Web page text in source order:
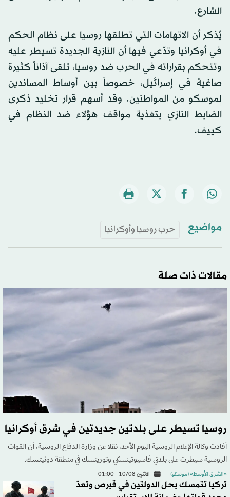
الشارع.
يُذكر أن الاتهامات التي تطلقها روسيا على نظام الحكم
في أوكرانيا وتدّعي فيها أن النازية الجديدة تسيطر عليه
وتتحكم بقراراته في الحرب ضد روسيا، تلقى آذاناً كثيرة
صاغية في إسرائيل، خصوصاً بين أوساط المساندين
لموسكو من المواطنين. وقد أسهم قرار تخليد ذكرى
الضابط النازي بتغذية مواقف هؤلاء ضد النظام في
كييف.
مواضيع حرب روسيا وأوكرانيا
مقالات ذات صلة
روسيا تسيطر على بلدتين جديدتين في شرق أوكرانيا
أفادت وكالة الإعلام الروسية اليوم الأحد، نقلا عن وزارة الدفاع الروسية، أن القوات
الروسية سيطرت على بلدتي فاسيوتينسكي وتوريتسك في منطقة دونيتسك.
«الشرق الأوسط» (موسكو) الاثنين 10/08 - 01:00
تركيا تتمسك بحل الدولتين في قبرص وتعدّ